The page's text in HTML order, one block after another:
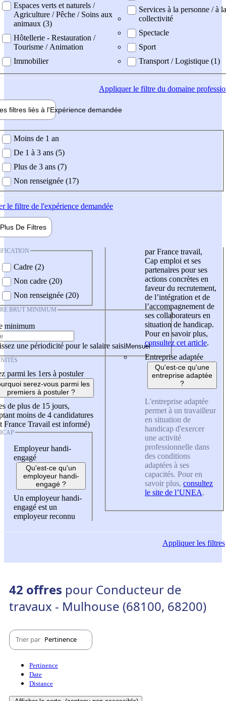
Espaces verts et naturels /
Agriculture / Pêche / Soins aux
animaux (3)
Hôtellerie - Restauration /
Tourisme / Animation
Immobilier
Services à la personne / à la
collectivité
Spectacle
Sport
Transport / Logistique (1)
Appliquerle filtre du domaine
filtres liés à l'Expérience demandée
demandée
Moins de 1 an
De 1 à 3 ans (5)
Plus de 3 ans (7)
Non renseignée (17)
le filtre de l'expérience demandée
Plus De Filtres
Cadre (2)
Non cadre (20)
Non renseignée (20)
BRUT MINIMUM
minimum
une périodicité pour le salaire saisi
parmi les 1ers à postuler
serez-vous parmi les
premiers à postuler ?
de plus de 15 jours,
moins de 4 candidatures
France Travail est informé)
Employeur handi-
engagé
Qu'est-ce qu'un
employeur handi-
engagé ?
Un employeur handi-
engagé est un
employeur reconnu
par France travail,
Cap emploi et ses
partenaires pour ses
actions concrètes en
faveur du recrutement,
de l’intégration et de
l’accompagnement de
ses collaborateurs en
situation de handicap.
Pour en savoir plus,
consultez cet article.
Entreprise adaptée
Qu'est-ce qu'une
entreprise adaptée
?
L'entreprise adaptée
permet à un travailleur
en situation de
handicap d'exercer
une activité
professionnelle dans
des conditions
adaptées à ses
capacités. Pour en
savoir plus, consultez
le site de l’UNEA.
Appliquerles filtres
42 offres pour Conducteur de
travaux - Mulhouse (68100, 68200)
Trier par Pertinence
Pertinence
Date
Distance